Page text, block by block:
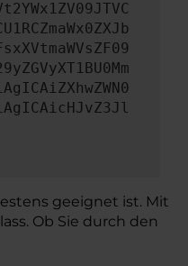
geeignet ist. Mit
Ob Sie durch den